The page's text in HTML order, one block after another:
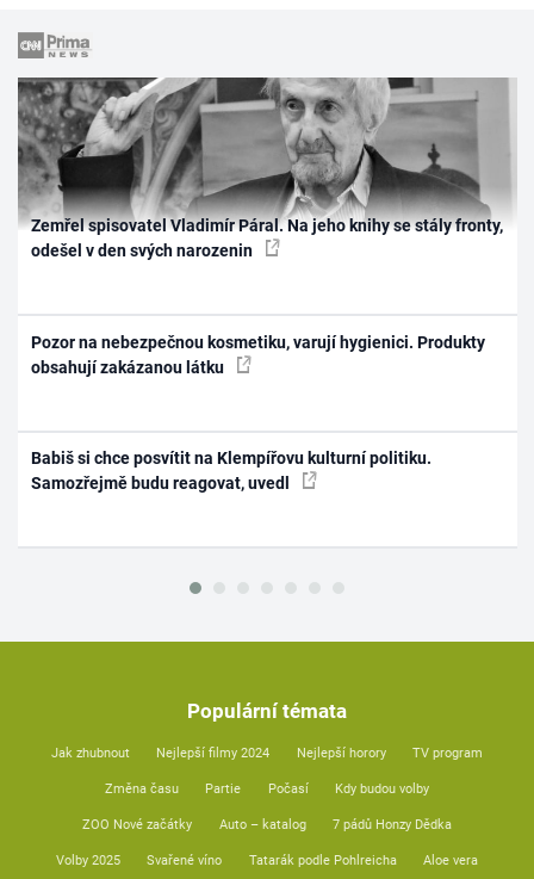
Zemřel spisovatel Vladimír Páral. Na jeho knihy se stály fronty,
odešel v den svých narozenin
Pozor na nebezpečnou kosmetiku, varují hygienici. Produkty
obsahují zakázanou látku
Babiš si chce posvítit na Klempířovu kulturní politiku.
Samozřejmě budu reagovat, uvedl
Populární témata
Jak zhubnout Nejlepší filmy 2024 Nejlepší horory TV program
Změna času Partie Počasí Kdy budou volby
ZOO Nové začátky Auto – katalog 7 pádů Honzy Dědka
Volby 2025 Svařené víno Tatarák podle Pohlreicha Aloe vera